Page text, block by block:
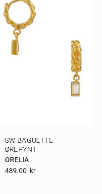
SW BAGUETTE
ØREPYNT
ORELIA
489.00 Kr